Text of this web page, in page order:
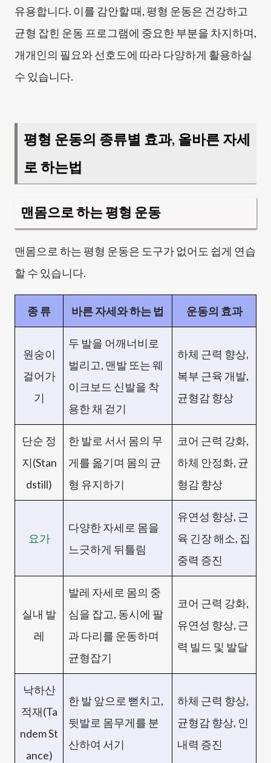
유용합니다. 이를 감안할 때, 평형 운동은 건강하고
균형 잡힌 운동 프로그램에 중요한 부분을 차지하며,
개개인의 필요와 선호도에 따라 다양하게 활용하실
수 있습니다.
평형 운동의 종류별 효과, 올바른 자세
로 하는법
맨몸으로 하는 평형 운동
맨몸으로 하는 평형 운동은 도구가 없어도 쉽게 연습
할 수 있습니다.
종 류 바른 자세와 하는 법 운동의 효과
원숭이
걸어가
기
두 발을 어깨너비로
벌리고, 맨발 또는 웨
이크보드 신발을 착
용한 채 걷기
하체 근력 향상,
복부 근육 개발,
균형감 향상
단순 정
지(Stan
dstill)
한 발로 서서 몸의 무
게를 옮기며 몸의 균
형 유지하기
코어 근력 강화,
하체 안정화, 균
형감 향상
요가
다양한 자세로 몸을
느긋하게 뒤틀림
유연성 향상, 근
육 긴장 해소, 집
중력 증진
실내 발
레
발레 자세로 몸의 중
심을 잡고, 동시에 팔
과 다리를 운동하며
균형잡기
코어 근력 강화,
유연성 향상, 근
력 빌드 및 발달
낙하산
적재(Ta
ndem St
ance)
한 발 앞으로 뻗치고,
뒷발로 몸무게를 분
산하여 서기
하체 근력 향상,
균형감 향상, 인
내력 증진